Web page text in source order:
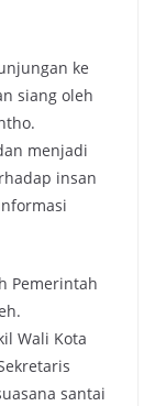
ke
siang oleh
menjadi
insan
Pemerintah
Wali Kota
santai